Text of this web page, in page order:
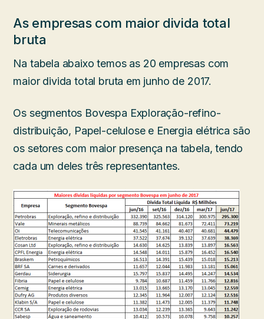
As empresas com maior divida total
bruta
Na tabela abaixo temos as 20 empresas com
maior divida total bruta em junho de 2017.
Os segmentos Bovespa Exploração-refino-
distribuição, Papel-celulose e Energia elétrica são
os setores com maior presença na tabela, tendo
cada um deles três representantes.